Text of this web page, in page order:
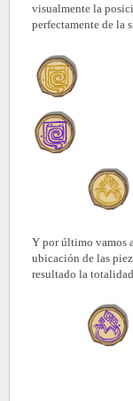
visualmente la
perfectamente de la
Y por último vamos
ubicación de las
resultado la